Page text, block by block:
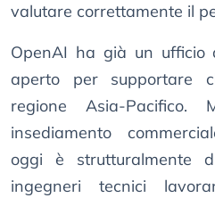
valutare correttamente il
OpenAI ha già un ufficio
aperto per supportare
regione Asia-
insediamento
oggi è strutturalmente
ingegneri tecnici